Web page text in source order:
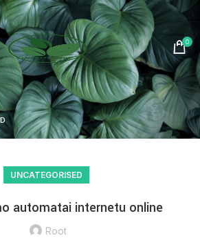
0
UNCATEGORISED
automatai internetu online
Root